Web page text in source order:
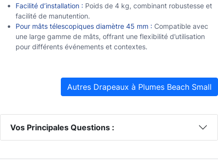
Facilité d’installation : Poids de 4 kg, combinant robustesse et
facilité de manutention.
Pour mâts télescopiques diamètre 45 mm : Compatible avec
une large gamme de mâts, offrant une flexibilité d’utilisation
pour différents événements et contextes.
Autres Drapeaux à Plumes Beach Small
Vos Principales Questions :